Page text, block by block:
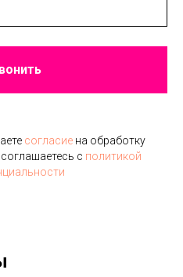
согласиена обработку
c политикой